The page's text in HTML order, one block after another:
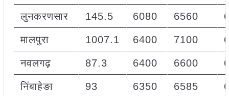
लुनकरणसार 145.5 6080 6560
मालपुरा 1007.1 6400 7100
नवलगढ़ 87.3 6400 6600
निंबाहेङा 93 6350 6585